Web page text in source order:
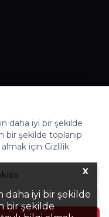
X
daha iyi bir şekilde
bir şekilde
daha iyi bir şekilde
bir şekilde toplanıp
için Gizlilik